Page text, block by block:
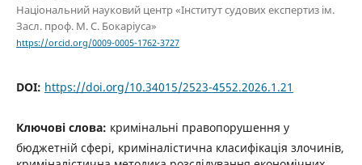
Національний науковий центр «Інститут судових експертиз ім.
Засл. проф. М. С. Бокаріуса»
https://orcid.org/0009-0005-1762-3727
DOI: https://doi.org/10.34015/2523-4552.2026.1.21
Ключові слова: кримінальні правопорушення у
бюджетній сфері, криміналістична класифікація злочинів,